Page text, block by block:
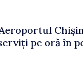
pe oră în